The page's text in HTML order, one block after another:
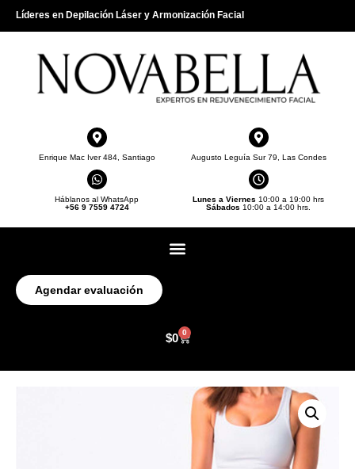
Líderes en Depilación Láser y Armonización Facial
Enrique Mac Iver 484, Santiago Augusto Leguía Sur 79, Las Condes
Háblanos al WhatsApp
+56 9 7559 4724
Lunes a Viernes 10:00 a 19:00 hrs
Sábados 10:00 a 14:00 hrs.
Agendar evaluación
$0 0